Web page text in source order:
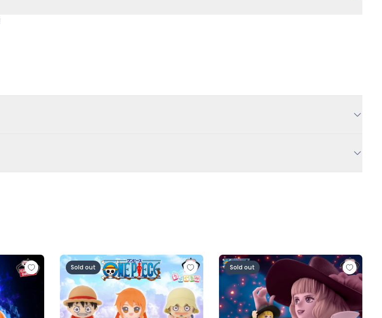
孫悟空)孫悟空（VSゴクウブラック-超サイヤ人ロゼ-)
ワンピース ちびぐるみ～麦わらの一味vol.1～
Sold out
ワンピース BATTLE RECORD COLLECTION-
Sold out